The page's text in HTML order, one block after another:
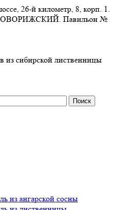
26-й километр, 8, корп. 1.
НОВОРИЖСКИЙ. Павильон №
из сибирской лиственницы
из ангарской сосны